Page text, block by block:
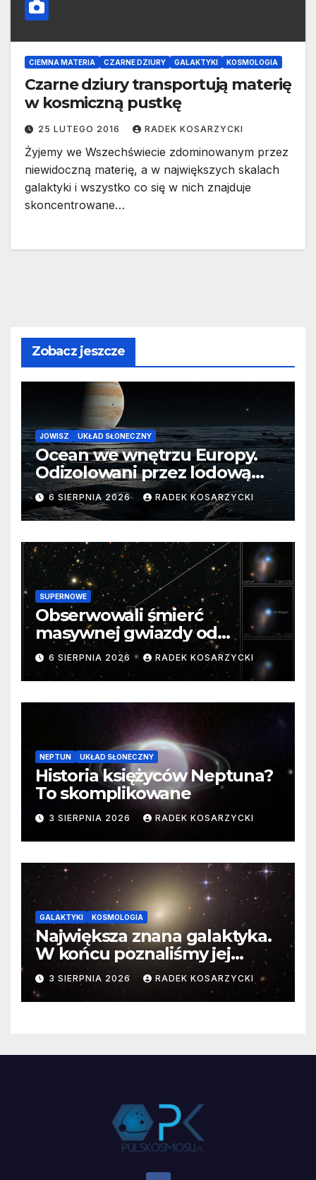
CIEMNA MATERIA CZARNE DZIURY GALAKTYKI KOSMOLOGIA
Czarne dziury transportują materię
w kosmiczną pustkę
25 LUTEGO 2016 RADEK KOSARZYCKI
Żyjemy we Wszechświecie zdominowanym przez
niewidoczną materię, a w największych skalach
galaktyki i wszystko co się w nich znajduje
skoncentrowane…
Zobacz jeszcze
JOWISZ UKŁAD SŁONECZNY
Ocean we wnętrzu Europy.
Odizolowani przez lodową
barierę
6 SIERPNIA 2026 RADEK KOSARZYCKI
SUPERNOWE
Obserwowali śmierć
masywnej gwiazdy od
samego początku. Niezwykle
cenne dane
6 SIERPNIA 2026 RADEK KOSARZYCKI
NEPTUN UKŁAD SŁONECZNY
Historia księżyców Neptuna?
To skomplikowane
3 SIERPNIA 2026 RADEK KOSARZYCKI
GALAKTYKI KOSMOLOGIA
Największa znana galaktyka.
W końcu poznaliśmy jej
faktyczne wymiary
3 SIERPNIA 2026 RADEK KOSARZYCKI